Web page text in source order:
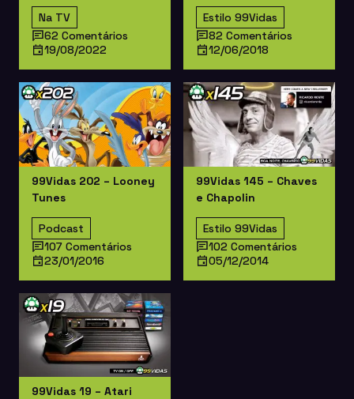
Na TV
62 Comentários
19/08/2022
Estilo 99Vidas
82 Comentários
12/06/2018
99Vidas 202 – Looney
Tunes
Podcast
107 Comentários
23/01/2016
99Vidas 145 – Chaves
e Chapolin
Estilo 99Vidas
102 Comentários
05/12/2014
99Vidas 19 – Atari